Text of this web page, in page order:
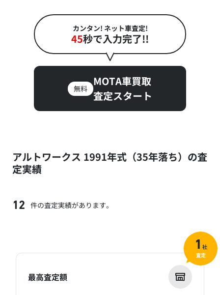
カンタン! ネット車査定!
45秒で入力完了!!
無料
MOTA車買取
査定スタート
アルトワークス 1991年式（35年落ち）の査
定実績
12 件の査定実績があります。
最高査定額
1 社
査定